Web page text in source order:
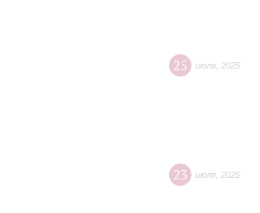
25 июля 2025
23 июля 2025